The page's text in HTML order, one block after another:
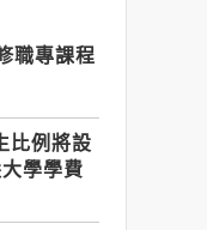
職專課程
比例將設
學學費